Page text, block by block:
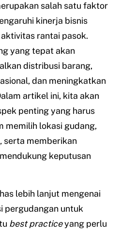
salah satu faktor
kinerja bisnis
rantai pasok.
yang tepat akan
distribusi barang,
dan meningkatkan
artikel ini, kita akan
penting yang harus
memilih lokasi gudang,
serta memberikan
keputusan
lebih lanjut mengenai
pergudangan untuk
best practiceyang perlu